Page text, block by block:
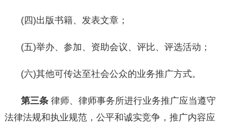
(四)出版书籍、发表文章；
(五)举办、参加、资助会议、评比、评选活动；
(六)其他可传达至社会公众的业务推广方式。
第三条 律师、律师事务所进行业务推广应当遵守
法律法规和执业规范，公平和诚实竞争，推广内容应